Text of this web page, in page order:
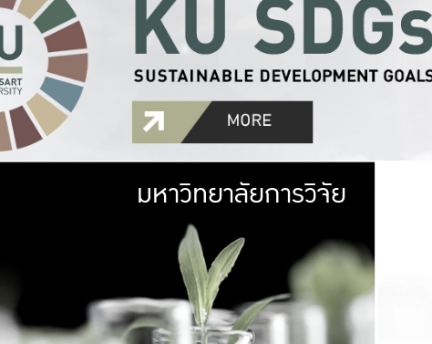
มหาวิทยาลัย
เกษตรศาสตร์ มีพื้นที่เขียวสดใส หนาแน่น
เป็นป่าในเมือง (URBAN FOREST)
เกษตรในเมือง (URBAN AGRICULTURE)
ที่นับรวมกันได้ประมาณ 1,400 ไร่
มหาวิทยาลัยการวิจัย